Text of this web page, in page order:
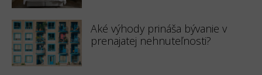
Aké výhody prináša bývanie v
prenajatej nehnuteľnosti?